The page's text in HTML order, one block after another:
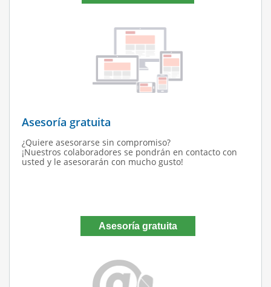
Asesoría gratuita
¿Quiere asesorarse sin compromiso?
¡Nuestros colaboradores se pondrán en contacto con
usted y le asesorarán con mucho gusto!
Asesoría gratuita